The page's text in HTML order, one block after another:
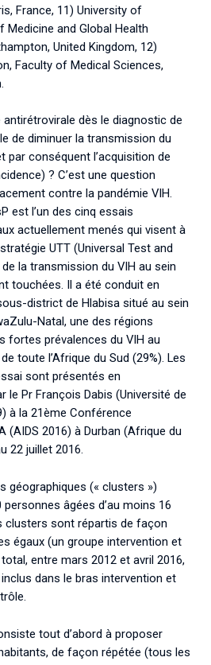
France, 11) University of
and Global Health
United Kingdom, 12)
Faculty of Medical Sciences,
dès le diagnostic de
de diminuer la transmission du
par conséquent l’acquisition de
? C’est une question
contre la pandémie VIH.
est l’un des cinq essais
actuellement menés qui visent à
UTT (Universal Test and
la transmission du VIH au sein
touchées. Il a été conduit en
district de Hlabisa situé au sein
Natal, une des régions
fortes prévalences du VIH au
toute l’Afrique du Sud (29%). Les
sont présentés en
le Pr François Dabis (Université de
à la 21ème Conférence
(AIDS 2016) à Durban (Afrique du
22 juillet 2016.
géographiques (« clusters »)
personnes âgées d’au moins 16
clusters sont répartis de façon
égaux (un groupe intervention et
entre mars 2012 et avril 2016,
dans le bras intervention et
tout d’abord à proposer
de façon répétée (tous les